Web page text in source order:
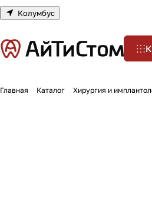
Колумбус
Главная Каталог Хирургия и